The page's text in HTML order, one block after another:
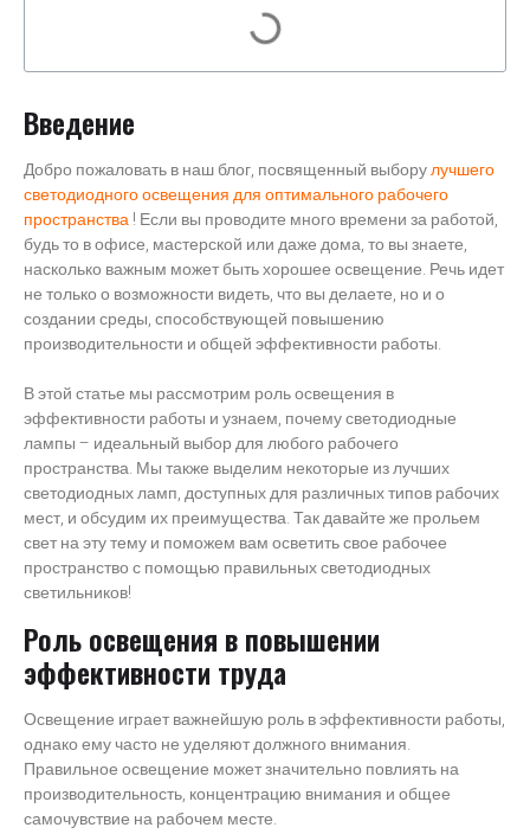
Введение
Добро пожаловать в наш блог, посвященный выборулучшего
светодиодного освещения для оптимального рабочего
пространства! Если вы проводите много времени за работой,
будь то в офисе, мастерской или даже дома, то вы знаете,
насколько важным может быть хорошее освещение. Речь идет
не только о возможности видеть, что вы делаете, но и о
создании среды, способствующей повышению
производительности и общей эффективности работы.
В этой статье мы рассмотрим роль освещения в
эффективности работы и узнаем, почему светодиодные
лампы – идеальный выбор для любого рабочего
пространства. Мы также выделим некоторые из лучших
светодиодных ламп, доступных для различных типов рабочих
мест, и обсудим их преимущества. Так давайте же прольем
свет на эту тему и поможем вам осветить свое рабочее
пространство с помощью правильных светодиодных
светильников!
Роль освещения в повышении
эффективности труда
Освещение играет важнейшую роль в эффективности работы,
однако ему часто не уделяют должного внимания.
Правильное освещение может значительно повлиять на
производительность, концентрацию внимания и общее
самочувствие на рабочем месте.